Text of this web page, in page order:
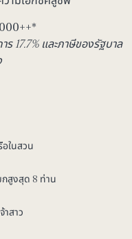
++*
17.7% และภาษีของรัฐบาล
ในสวน
กสูงสุด 8 ท่าน
สาว